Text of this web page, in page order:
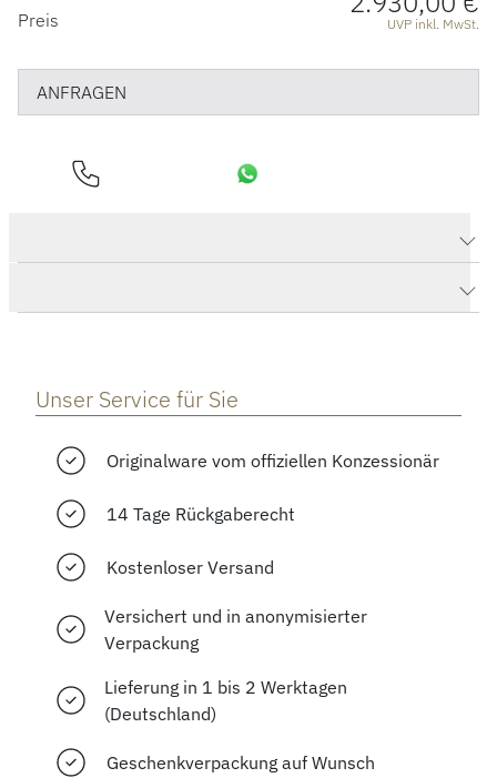
Preis UVP inkl. MwSt.
ANFRAGEN
Unser Service für Sie
Originalware vom offiziellen Konzessionär
14 Tage Rückgaberecht
Kostenloser Versand
Versichert und in anonymisierter
Verpackung
Lieferung in 1 bis 2 Werktagen
(Deutschland)
Geschenkverpackung auf Wunsch